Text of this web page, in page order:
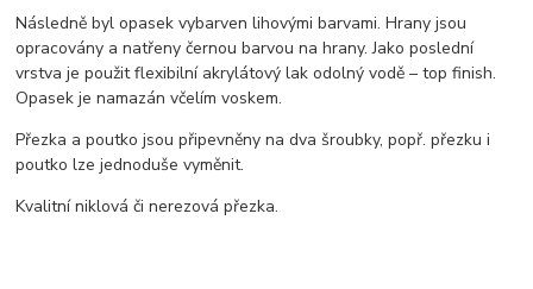
Následně byl opasek vybarven lihovými barvami. Hrany jsou
opracovány a natřeny černou barvou na hrany. Jako poslední
vrstva je použit flexibilní akrylátový lak odolný vodě – top finish.
Opasek je namazán včelím voskem.
Přezka a poutko jsou připevněny na dva šroubky, popř. přezku i
poutko lze jednoduše vyměnit.
Kvalitní niklová či nerezová přezka.